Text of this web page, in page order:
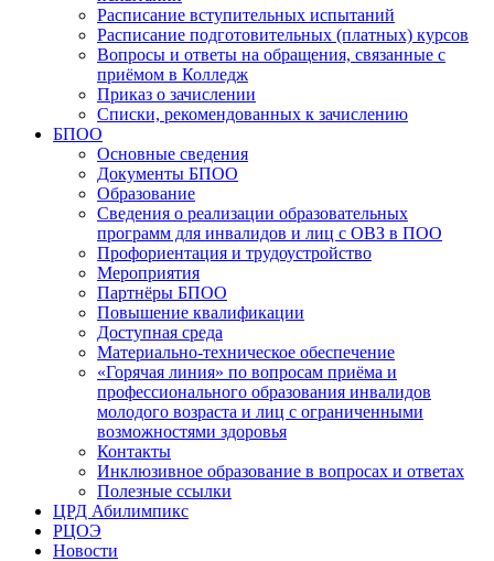
Расписание вступительных испытаний
Расписание подготовительных (платных) курсов
Вопросы и ответы на обращения, связанные с
приёмом в Колледж
Приказ о зачислении
Списки, рекомендованных к зачислению
БПОО
Основные сведения
Документы БПОО
Образование
Сведения о реализации образовательных
программ для инвалидов и лиц с ОВЗ в ПОО
Профориентация и трудоустройство
Мероприятия
Партнёры БПОО
Повышение квалификации
Доступная среда
Материально-техническое обеспечение
«Горячая линия» по вопросам приёма и
профессионального образования инвалидов
молодого возраста и лиц с ограниченными
возможностями здоровья
Контакты
Инклюзивное образование в вопросах и ответах
Полезные ссылки
ЦРД Абилимпикс
РЦОЭ
Новости